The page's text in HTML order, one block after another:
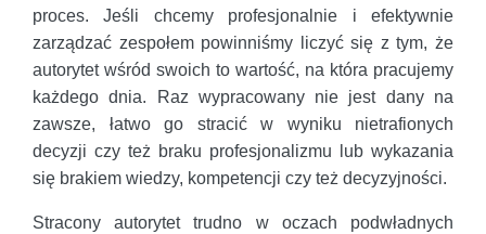
proces. Jeśli chcemy profesjonalnie i efektywnie
zarządzać zespołem powinniśmy liczyć się z tym, że
autorytet wśród swoich to wartość, na która pracujemy
każdego dnia. Raz wypracowany nie jest dany na
zawsze, łatwo go stracić w wyniku nietrafionych
decyzji czy też braku profesjonalizmu lub wykazania
się brakiem wiedzy, kompetencji czy też decyzyjności.
Stracony autorytet trudno w oczach podwładnych